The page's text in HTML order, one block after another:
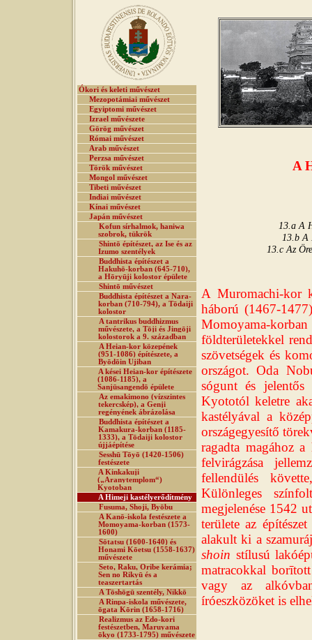
Ókori és keleti művészet
Mezopotámiai művészet
Egyiptomi művészet
Izrael művészete
Görög művészet
Római művészet
Arab művészet
Perzsa művészet
Török művészet
Mongol művészet
Tibeti művészet
Indiai művészet
Kínai művészet
Japán művészet
Kofun sírhalmok, haniwa
szobrok, tükrök
Shintō építészet, az Ise és az
Izumo szentélyek
Buddhista építészet a
Hakuhō-korban (645-710),
a Hōryūji kolostor épülete
Shintō művészet
Buddhista építészet a Nara-
korban (710-794), a Tōdaiji
kolostor
A tantrikus buddhizmus
művészete, a Tōji és Jingōji
kolostorok a 9. században
A Heian-kor közepének
(951-1086) építészete, a
Byōdōin Ujiban
A kései Heian-kor építészete
(1086-1185), a
Sanjūsangendō épülete
Az emakimono (vízszintes
tekercskép), a Genji
regényének ábrázolása
Buddhista építészet a
Kamakura-korban (1185-
1333), a Tōdaiji kolostor
újjáépítése
Sesshū Tōyō (1420-1506)
festészete
A Kinkakuji
(„Aranytemplom“)
Kyotoban
A Himeji kastélyerődítmény
Fusuma, Shoji, Byōbu
A Kanō-iskola festészete a
Momoyama-korban (1573-
1600)
Sōtatsu (1600-1640) és
Honami Kōetsu (1558-1637)
művészete
Seto, Raku, Oribe kerámia;
Sen no Rikyū és a
teaszertartás
A Tōshōgū szentély, Nikkō
A Rinpa-iskola művészete,
ōgata Kōrin (1658-1716)
Realizmus az Edo-kori
festészetben, Maruyama
ōkyo (1733-1795) művészete
A
13.a A
13.b A
13.c Az
A Muromachi-kor
háború (1467-
Momoyama-
földterületekkel
szövetségek és
országot. Oda
sógunt és jelentős
Kyototól keletre
kastélyával a
országegyesítő
ragadta magához
felvirágzása
fellendülés
Különleges
megjelenése 1542
területe az
alakult ki a
shoin stílusú
matracokkal
vagy az
íróeszközöket is